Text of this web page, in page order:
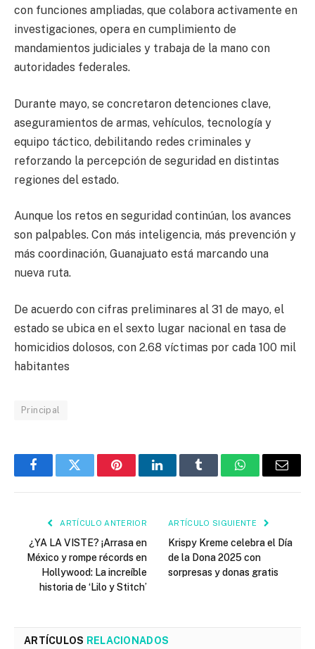
con funciones ampliadas, que colabora activamente en
investigaciones, opera en cumplimiento de
mandamientos judiciales y trabaja de la mano con
autoridades federales.
Durante mayo, se concretaron detenciones clave,
aseguramientos de armas, vehículos, tecnología y
equipo táctico, debilitando redes criminales y
reforzando la percepción de seguridad en distintas
regiones del estado.
Aunque los retos en seguridad continúan, los avances
son palpables. Con más inteligencia, más prevención y
más coordinación, Guanajuato está marcando una
nueva ruta.
De acuerdo con cifras preliminares al 31 de mayo, el
estado se ubica en el sexto lugar nacional en tasa de
homicidios dolosos, con 2.68 víctimas por cada 100 mil
habitantes
Principal
FacebookTwitter PinterestLinkedInTumblr WhatsAppEmail
ARTÍCULO ANTERIOR
¿YA LA VISTE? ¡Arrasa en
México y rompe récords en
Hollywood: La increíble
historia de ‘Lilo y Stitch’
ARTÍCULO SIGUIENTE
Krispy Kreme celebra el Día
de la Dona 2025 con
sorpresas y donas gratis
ARTÍCULOS RELACIONADOS